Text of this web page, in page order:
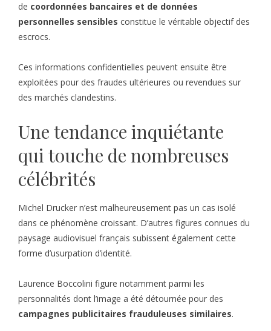
de coordonnées bancaires et de données
personnelles sensibles constitue le véritable objectif des
escrocs.
Ces informations confidentielles peuvent ensuite être
exploitées pour des fraudes ultérieures ou revendues sur
des marchés clandestins.
Une tendance inquiétante
qui touche de nombreuses
célébrités
Michel Drucker n’est malheureusement pas un cas isolé
dans ce phénomène croissant. D’autres figures connues du
paysage audiovisuel français subissent également cette
forme d’usurpation d’identité.
Laurence Boccolini figure notamment parmi les
personnalités dont l’image a été détournée pour des
campagnes publicitaires frauduleuses similaires.